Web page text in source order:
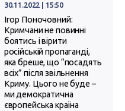
30.11.2022 | 15:50
Ігор Поночовний:
Кримчани не повинні
боятись і вірити
російській пропаганді,
яка бреше, що “посадять
всіх” після звільнення
Криму. Цього не буде –
ми демократична
європейська країна